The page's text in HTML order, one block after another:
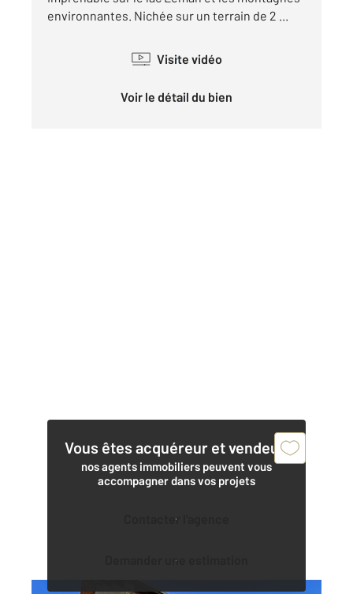
environnantes. Nichée sur un terrain de 2 ...
Visite vidéo
Voir le détail du bien
Vous êtes acquéreur et vendeur,
nos agents immobiliers peuvent vous
accompagner dans vos projets
Contacter l'agence
Demander une estimation